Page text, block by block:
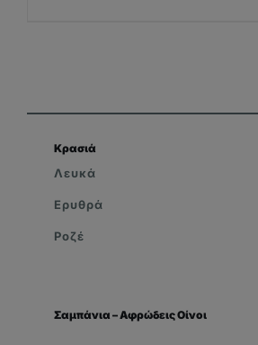
Κρασιά
Λευκά
Ερυθρά
Ροζέ
Σαμπάνια – Αφρώδεις Οίνοι